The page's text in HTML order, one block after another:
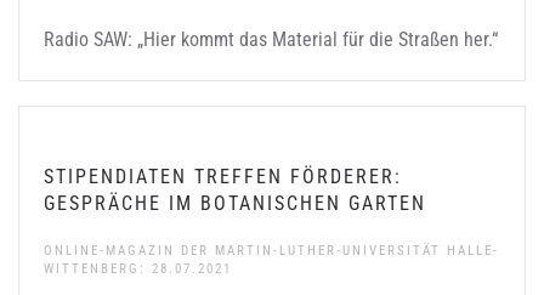
Radio SAW: „Hier kommt das Material für die Straßen her.“
STIPENDIATEN TREFFEN FÖRDERER:
GESPRÄCHE IM BOTANISCHEN GARTEN
ONLINE-MAGAZIN DER MARTIN-LUTHER-UNIVERSITÄT HALLE-
WITTENBERG: 28.07.2021